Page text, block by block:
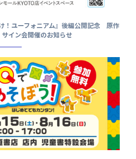
！ユーフォニアム』後編公開記念 原作
イン会開催のお知らせ